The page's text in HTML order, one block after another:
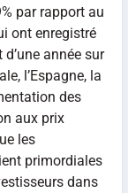
par rapport au
ont enregistré
année sur
l’Espagne, la
des
aux prix
les
primordiales
dans